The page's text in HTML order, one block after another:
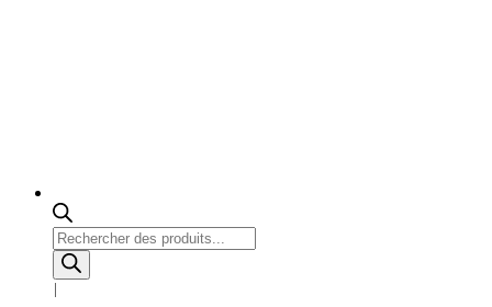
Recherche
de
produits